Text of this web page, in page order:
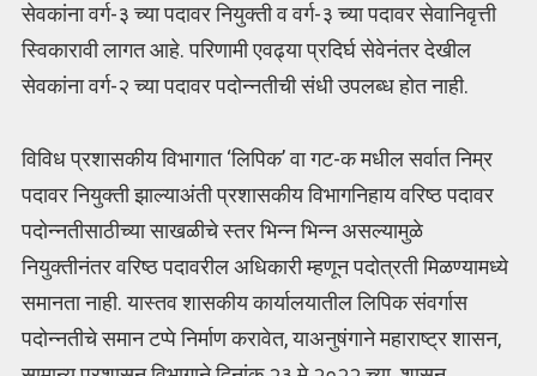
सेवकांना वर्ग-३ च्या पदावर नियुक्ती व वर्ग-३ च्या पदावर सेवानिवृत्ती
स्विकारावी लागत आहे. परिणामी एवढ्या प्रदिर्घ सेवेनंतर देखील
सेवकांना वर्ग-२ च्या पदावर पदोन्नतीची संधी उपलब्ध होत नाही.
विविध प्रशासकीय विभागात ‘लिपिक’ वा गट-क मधील सर्वात निम्र
पदावर नियुक्ती झाल्याअंती प्रशासकीय विभागनिहाय वरिष्ठ पदावर
पदोन्नतीसाठीच्या साखळीचे स्तर भिन्न भिन्न असल्यामुळे
नियुक्तीनंतर वरिष्ठ पदावरील अधिकारी म्हणून पदोत्रती मिळण्यामध्ये
समानता नाही. यास्तव शासकीय कार्यालयातील लिपिक संवर्गास
पदोन्नतीचे समान टप्पे निर्माण करावेत, याअनुषंगाने महाराष्ट्र शासन,